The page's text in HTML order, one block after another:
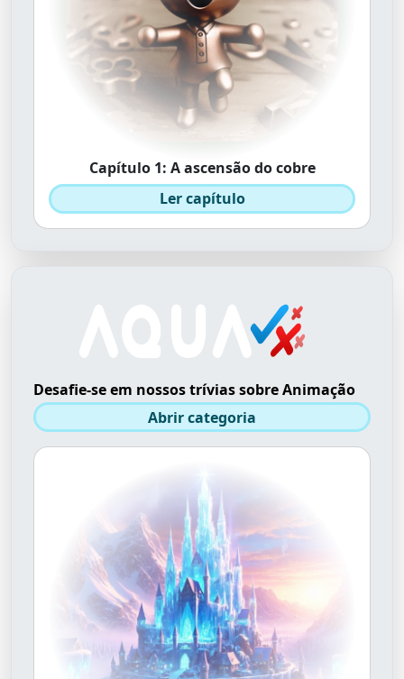
Capítulo 1: A ascensão do cobre
Ler capítulo
Desafie-se em nossos trívias sobre Animação
Abrir categoria